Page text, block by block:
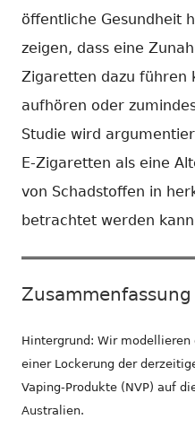
öffentliche Gesundheit
zeigen, dass eine
Zigaretten dazu führen
aufhören oder
Studie wird
E-Zigaretten als eine
von Schadstoffen in
betrachtet werden
Zusammenfassung
Hintergrund: Wir
einer Lockerung der
Vaping-Produkte (NVP) auf
Australien.